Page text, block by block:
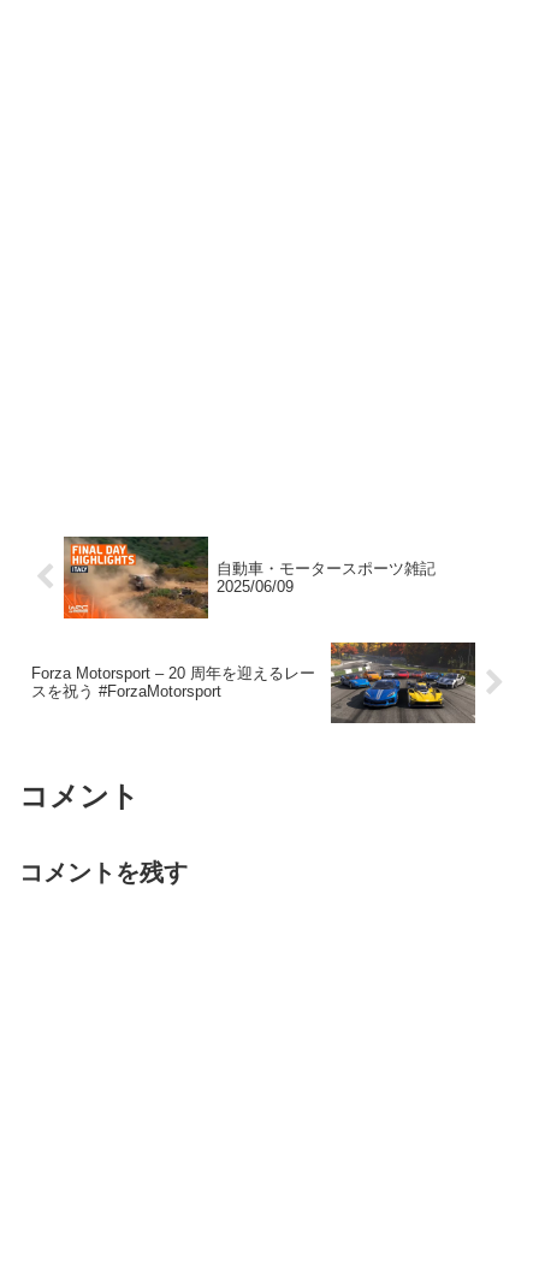
自動車・モータースポーツ雑記
2025/06/09
Forza Motorsport – 20 周年を迎えるレー
スを祝う #ForzaMotorsport
コメント
コメントを残す